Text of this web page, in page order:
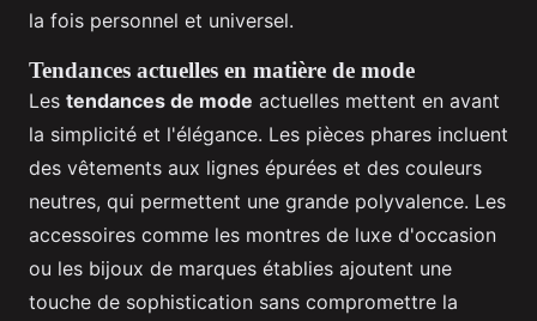
la fois personnel et universel.
Tendances actuelles en matière de mode
Les tendances de mode actuelles mettent en avant
la simplicité et l'élégance. Les pièces phares incluent
des vêtements aux lignes épurées et des couleurs
neutres, qui permettent une grande polyvalence. Les
accessoires comme les montres de luxe d'occasion
ou les bijoux de marques établies ajoutent une
touche de sophistication sans compromettre la